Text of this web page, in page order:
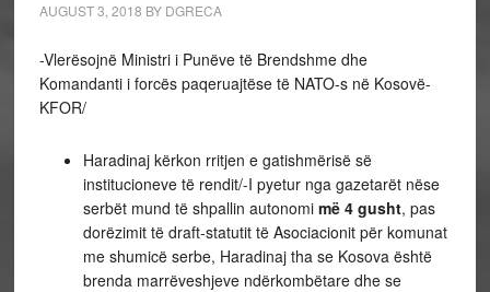
AUGUST 3, 2018 BY DGRECA
-Vlerësojnë Ministri i Punëve të Brendshme dhe
Komandanti i forcës paqeruajtëse të NATO-s në Kosovë-
KFOR/
Haradinaj kërkon rritjen e gatishmërisë së
institucioneve të rendit/-I pyetur nga gazetarët nëse
serbët mund të shpallin autonomi më 4 gusht, pas
dorëzimit të draft-statutit të Asociacionit për komunat
me shumicë serbe, Haradinaj tha se Kosova është
brenda marrëveshjeve ndërkombëtare dhe se